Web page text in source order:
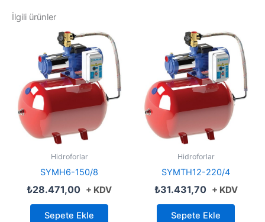
İlgili ürünler
Hidroforlar
SYMH6-150/8
₺28.471,00 + KDV
Sepete Ekle
Hidroforlar
SYMTH12-220/4
₺31.431,70 + KDV
Sepete Ekle